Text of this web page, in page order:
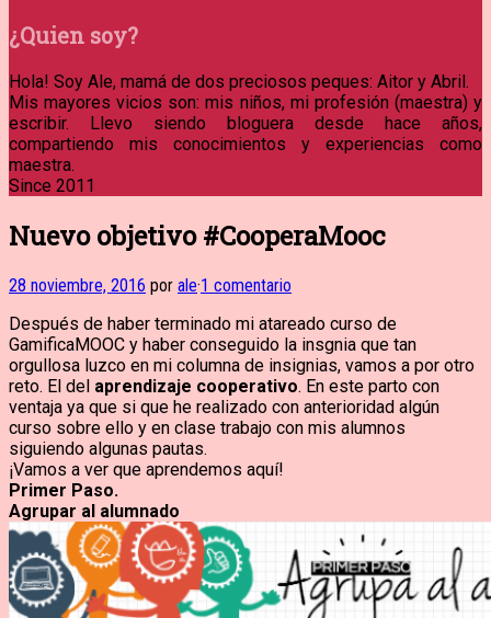
¿Quien soy?
Hola! Soy Ale, mamá de dos preciosos peques: Aitor y Abril.
Mis mayores vicios son: mis niños, mi profesión (maestra) y
escribir. Llevo siendo bloguera desde hace años,
compartiendo mis conocimientos y experiencias como
maestra.
Since 2011
Nuevo objetivo #CooperaMooc
28 noviembre, 2016 por ale·1 comentario
Después de haber terminado mi atareado curso de
GamificaMOOC y haber conseguido la insgnia que tan
orgullosa luzco en mi columna de insignias, vamos a por otro
reto. El del aprendizaje cooperativo. En este parto con
ventaja ya que si que he realizado con anterioridad algún
curso sobre ello y en clase trabajo con mis alumnos
siguiendo algunas pautas.
¡Vamos a ver que aprendemos aquí!
Primer Paso.
Agrupar al alumnado